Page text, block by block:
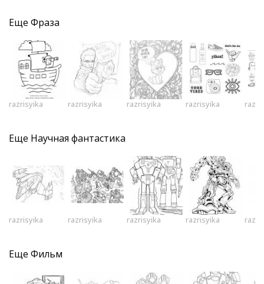
Еще Фраза
razrisyika razrisyika razrisyika razrisyika
Еще Научная фантастика
razrisyika razrisyika razrisyika razrisyika
Еще Фильм